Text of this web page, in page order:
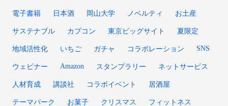
電子書籍 日本酒 岡山大学 ノベルティ お土産
サステナブル カプコン 東京ビッグサイト 夏限定
地域活性化 いちご ガチャ コラボレーション SNS
ウェビナー Amazon スタンプラリー ネットサービス
人材育成 講談社 コラボイベント 居酒屋
テーマパーク お菓子 クリスマス フィットネス